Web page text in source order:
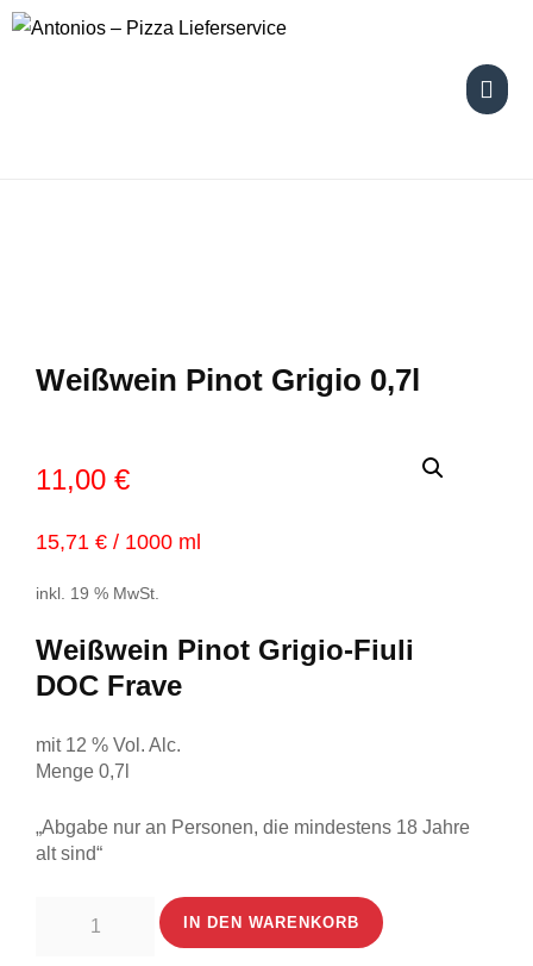
Skip
Weißwein Pinot Grigio 0,7l
11,00 €
15,71 € / 1000 ml
inkl. 19 % MwSt.
Weißwein Pinot Grigio-Fiuli
DOC Frave
mit 12 % Vol. Alc.
Menge 0,7l
„Abgabe nur an Personen, die mindestens 18 Jahre
alt sind“
IN DEN WARENKORB